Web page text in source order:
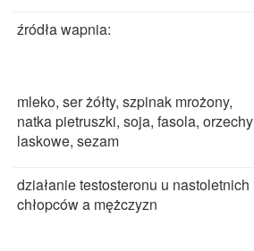
źródła wapnia:
mleko, ser żółty, szpinak mrożony,
natka pietruszki, soja, fasola, orzechy
laskowe, sezam
działanie testosteronu u nastoletnich
chłopców a mężczyzn